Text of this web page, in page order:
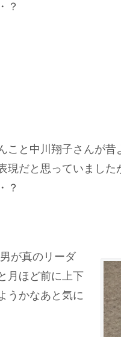
？
こと中川翔子さんが昔
現だと思っていました
？
が真のリーダ
月ほど前に上下
うかなあと気に